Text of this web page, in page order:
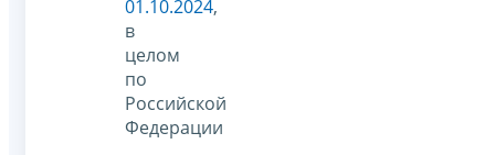
01.10.2024,
в
целом
по
Российской
Федерации